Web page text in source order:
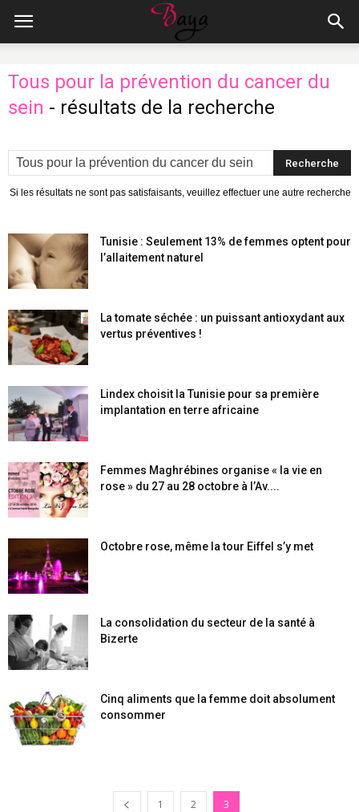
Tous pour la prévention du cancer du
sein - résultats de la recherche
Si les résultats ne sont pas satisfaisants, veuillez effectuer une autre recherche
Tunisie : Seulement 13% de femmes optent pour
l’allaitement naturel
La tomate séchée : un puissant antioxydant aux
vertus préventives !
Lindex choisit la Tunisie pour sa première
implantation en terre africaine
Femmes Maghrébines organise « la vie en
rose » du 27 au 28 octobre à l’Av....
Octobre rose, même la tour Eiffel s’y met
La consolidation du secteur de la santé à
Bizerte
Cinq aliments que la femme doit absolument
consommer
1 2 3